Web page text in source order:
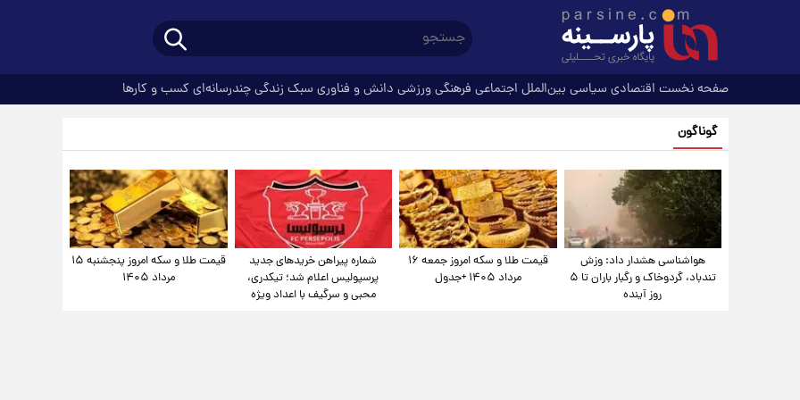
صفحه نخست اقتصادی سیاسی بین‌الملل اجتماعی فرهنگیورزشی دانش و فناوری سبک زندگیچندرسانه‌ای کسب و کارها
گوناگون
هواشناسی هشدار داد: وزش
تندباد، گردوخاک و رگبار باران تا ۵
روز آینده
قیمت طلا و سکه امروز جمعه ۱۶
مرداد ۱۴۰۵ +جدول
شماره پیراهن خریدهای جدید
پرسپولیس اعلام شد؛ تیکدری،
محبی و سرگیف با اعداد ویژه
قیمت طلا و سکه امروز پنجشنبه ۱۵
مرداد ۱۴۰۵